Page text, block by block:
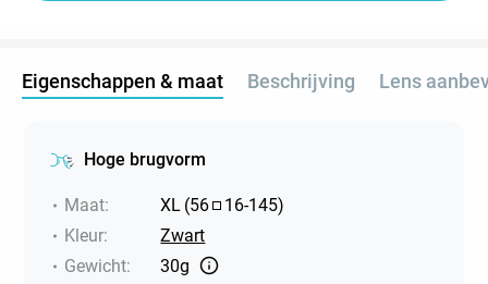
Eigenschappen & maat Beschrijving Lens
Hoge brugvorm
Maat: XL (56 16-145)
Kleur:
Zwart
Gewicht:
30g